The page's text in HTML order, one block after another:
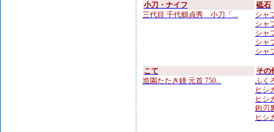
小刀・ナイフ
三代目 千代鶴貞秀 小刀「...
砥石
シャ
シャ
シャ
シャ
シャ
こて
造園たたき鏝 元首 750...
その
ふく
ヒシ
ヒシ
鉋刃
ヒシ